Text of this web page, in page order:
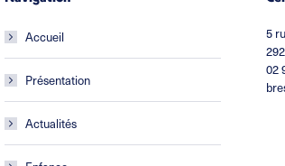
Accueil
Présentation
Actualités
5
02